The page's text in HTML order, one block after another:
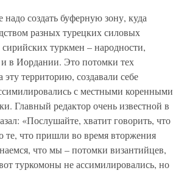
создать буферную зону, куда
разных турецких силовых
туркмен – народности,
в Иордании. Это потомки тех
территорию, создавали себе
с местными коренными
Главный редактор очень известной в
«Послушайте, хватит говорить, что
что пришли во время вторжения
что мы – потомки византийцев,
туркомоны не ассимилировались, но